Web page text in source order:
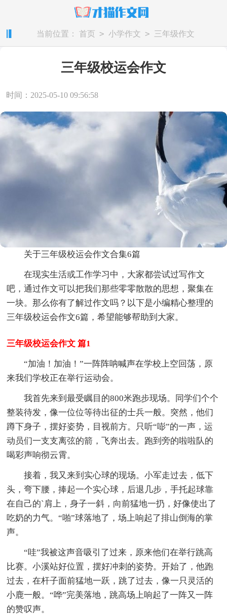
当前位置： 首页 > 小学作文 > 三年级作文
三年级校运会作文
时间：2025-05-10 09:56:58
关于三年级校运会作文合集6篇
在现实生活或工作学习中，大家都尝试过写作文
吧，通过作文可以把我们那些零零散散的思想，聚集在
一块。那么你有了解过作文吗？以下是小编精心整理的
三年级校运会作文6篇，希望能够帮助到大家。
三年级校运会作文 篇1
“加油！加油！”一阵阵呐喊声在学校上空回荡，原
来我们学校正在举行运动会。
我首先来到最受瞩目的800米跑步现场。同学们个个
整装待发，像一位位等待出征的士兵一般。突然，他们
蹲下身子，摆好姿势，目视前方。只听“嘭”的一声，运
动员们一支支离弦的箭，飞奔出去。跑到旁的啦啦队的
喝彩声响彻云霄。
接着，我又来到实心球的现场。小军走过去，低下
头，弯下腰，捧起一个实心球，后退几步，手托起球靠
在自己的`肩上，身子一斜，向前猛地一扔，好像使出了
吃奶的力气。“啪”球落地了，场上响起了排山倒海的掌
声。
“哇”我被这声音吸引了过来，原来他们在举行跳高
比赛。小溪站好位置，摆好冲刺的姿势。开始了，他跑
过去，在杆子面前猛地一跃，跳了过去，像一只灵活的
小鹿一般。“哗”完美落地，跳高场上响起了一阵又一阵
的赞叹声。